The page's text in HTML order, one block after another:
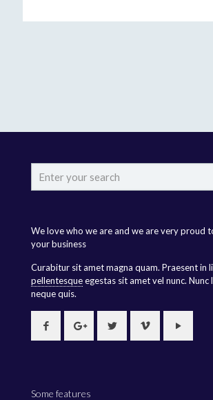
We love who we are and we are very proud
your business
Curabitur sit amet magna quam. Praesent in
pellentesqueegestas sit amet vel nunc.
neque quis.
Some features